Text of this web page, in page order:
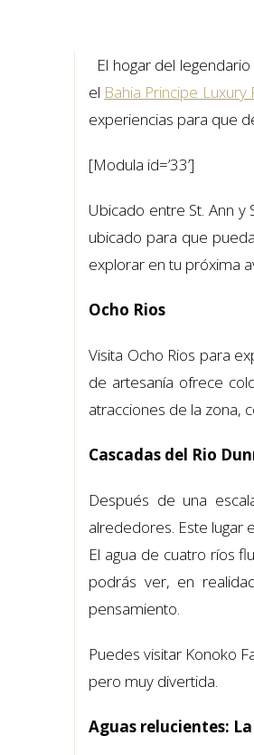
El hogar del
el Bahia Principe Luxury
experiencias para que
[Modula id=’33’]
Ubicado entre St. Ann
ubicado para que
explorar en tu próxima
Ocho Rios
Visita Ocho Rios para
de artesanía ofrece
atracciones de la zona,
Cascadas del Rio
Después de una
alrededores. Este lugar
El agua de cuatro ríos
podrás ver, en
pensamiento.
Puedes visitar Konoko
pero muy divertida.
Aguas relucientes: